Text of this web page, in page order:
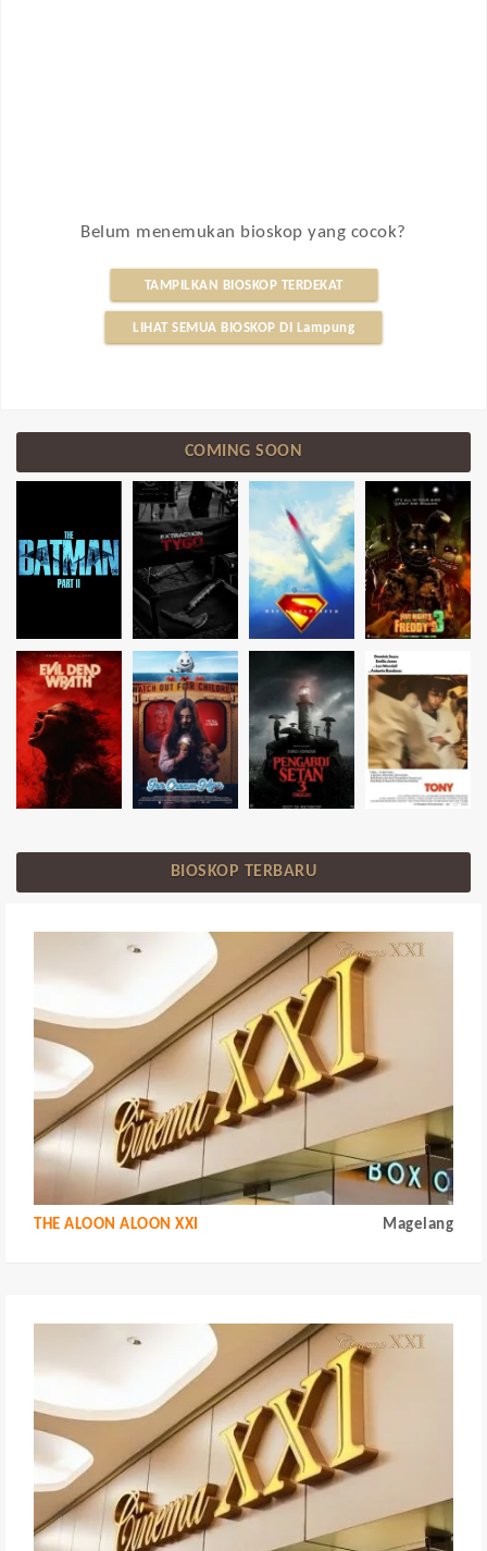
Belum menemukan bioskop yang cocok?
TAMPILKAN BIOSKOP TERDEKAT
LIHAT SEMUA BIOSKOP DI Lampung
COMING SOON
BIOSKOP TERBARU
THE ALOON ALOON XXI Magelang